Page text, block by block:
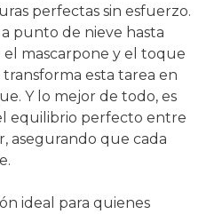
perfectas sin esfuerzo.
punto de nieve hasta
mascarpone y el toque
esta tarea en
Y lo mejor de todo, es
equilibrio perfecto entre
asegurando que cada
ideal para quienes